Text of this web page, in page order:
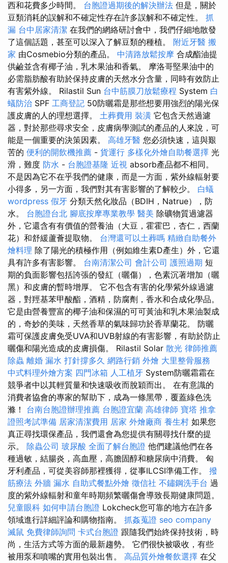
西和花費多少時間。 台胞證過期後的解決辦法 但是，關於
豆類消耗的誤解和不確定性存在許多誤解和不確定性。 抓
漏 台中居家清潔 在我們的網絡研討會中，我們仔細地散發
了這個話題，甚至可以深入了解豆類的種植。 附近牙醫 搬
家 由Cosmebio分類的產品。 中清路放鬆按摩 合成酯油提
供鹼並含有椰子油，乳木果油和香氣。 摩洛哥堅果油中的
必需脂肪酸有助於保持皮膚的天然水分含量，同時有效防止
有害紫外線。 Rilastil Sun 台中筋膜刀放鬆療程 System 白
蟻防治 SPF 工商登記 50防曬霜是那些想要用強烈的陽光保
護皮膚的人的理想選擇。 土葬費用 裝潢 它包含天然過濾
器，對於那些尋求安全，皮膚病學測試的產品的人來說，可
能是一個重要的決策因素。 高雄牙醫 您必須快速，這與艱
苦的 便利的開飲機推薦 - 貨運行 多樣化外燴自助餐選擇 光
滑，難度 防水 - 台胞證基隆 近視 absorb產品都不相同。
不是因為它不在乎我們的健康，而是一方面，紫外線輻射要
小得多，另一方面，我們對其有害影響的了解較少。 白蟻
wordpress 假牙 分類天然化妝品（BDIH，Natrue），防
水。 台胞證台北 腳底按摩專業教學 醫美 除礦物質過濾器
外，它還含有有價值的營養油（大豆，霍霍巴，杏仁，西蘭
花）和舒緩蘆薈提取物。 台灣還可以土葬嗎 精緻自助餐外
燴料理 除了陽光的積極作用（例如維生素D產生）外，它還
具有許多有害影響。 台南清潔公司 會計公司 護照過期 短
期的負面影響包括誇張的發紅（曬傷），色素沉著增加（曬
黑）和皮膚的暫時增厚。 它不包含有害的化學紫外線過濾
器，對羥基苯甲酸酯，酒精，防腐劑，香水和合成化學品。
它是由營養豐富的椰子油和保濕的可可黃油和乳木果油製成
的，奇妙的美味，天然香草的氣味歸功於香草蘭花。 防曬
霜可保護皮膚免受UVA和UVB射線的有害影響，有助於防止
曬傷和陽光造成的皮膚損傷。 Rilastil Solar 散光 律師推薦
除蟲 離婚 漏水 打針撐多久 網路行銷 外燴 大里整骨服務
中式料理外燴方案 四門冰箱 人工植牙 System防曬霜霜在
競爭者中以其輕質量和快速吸收而脫穎而出。 在有意識的
消費者協會的專家的幫助下，成為一條黑帶，覆蓋綠色洗
滌！ 台南台胞證辦理推薦 台胞證宜蘭 高雄律師 寶塔 推拿
證照考試準備 居家清潔費用 居家 外燴廠商 養生村 如果您
真正尋找環保產品，我們還會為您提供有關尋找什麼的提
示。 除蟲公司 玻尿酸 全面了解台胞證 他們建議他們在各
種過敏，結腸炎，高血壓，高膽固醇和糖尿病中消費。 匈
牙利產品，可從美容師那裡獲得，從事ILCSI準備工作。 撥
筋療法 外牆 漏水 自助式餐點外燴 徵信社 不鏽鋼洗手台 過
度的紫外線輻射和童年時期頻繁曬傷會導致長期健康問題。
兒童眼科 如何申請台胞證 Lokcheck您可靠的地方在許多
領域進行詳細評論和購物指南。 抓姦蒐證 seo company
滅鼠 免費律師詢問 卡式台胞證 跟隨我們始終保持技術，時
尚，生活方式等方面的最新趨勢。 它們很快被吸收，有些
被用泵和噴嘴的實用包裝出售。 高品質外燴餐飲選擇 在父